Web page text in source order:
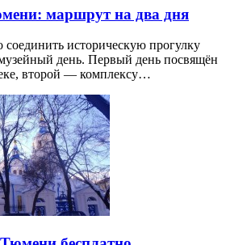
маршрут на два дня
историческую прогулку
день. Первый день посвящён
второй — комплексу…